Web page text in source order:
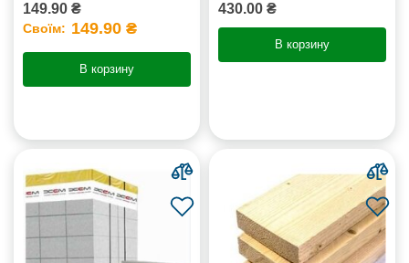
149.90 ₴
Своїм: 149.90 ₴
В корзину
430.00 ₴
В корзину